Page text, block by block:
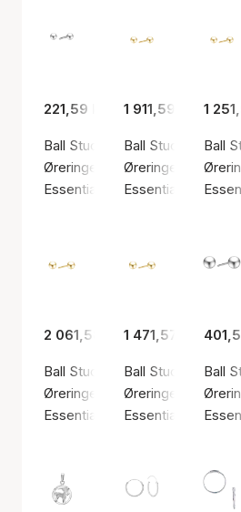
221,59 kr
Ball Stud Earrings, 5 mm
Øreringer, Sølv farge / Sølv
Essentials by Aagaard
1 911,59 kr
Ball Stud Earrings,
Øreringer, Gullfarge
Essentials by
1
Ball
2 061,58 kr
Ball Stud Earrings, 6 mm, 14kt
Øreringer, Gullfarge / Gull
Essentials by Aagaard
1 471,57 kr
Ball Stud
Øreringer, Gullfarge
Essentials by
Ball